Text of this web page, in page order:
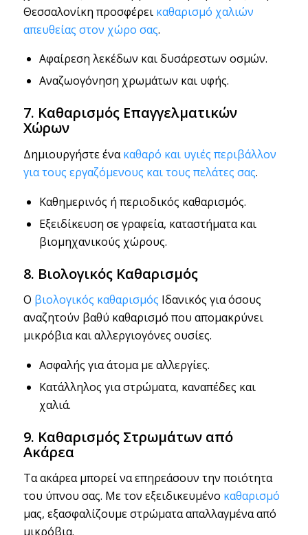
Θεσσαλονίκη προσφέρει καθαρισμό χαλιών
απευθείας στον χώρο σας.
Αφαίρεση λεκέδων και δυσάρεστων οσμών.
Αναζωογόνηση χρωμάτων και υφής.
7. Καθαρισμός Επαγγελματικών
Χώρων
Δημιουργήστε ένακαθαρό και υγιές περιβάλλον
για τους εργαζόμενους και τους πελάτες σας.
Καθημερινός ή περιοδικός καθαρισμός.
Εξειδίκευση σε γραφεία, καταστήματα και
βιομηχανικούς χώρους.
8. Βιολογικός Καθαρισμός
Ο βιολογικός καθαρισμός Ιδανικός για όσους
αναζητούν βαθύ καθαρισμό που απομακρύνει
μικρόβια και αλλεργιογόνες ουσίες.
Ασφαλής για άτομα με αλλεργίες.
Κατάλληλος για στρώματα, καναπέδες και
χαλιά.
9. Καθαρισμός Στρωμάτων από
Ακάρεα
Τα ακάρεα μπορεί να επηρεάσουν την ποιότητα
του ύπνου σας. Με τον εξειδικευμένο καθαρισμό
μας, εξασφαλίζουμε στρώματα απαλλαγμένα από
μικρόβια.